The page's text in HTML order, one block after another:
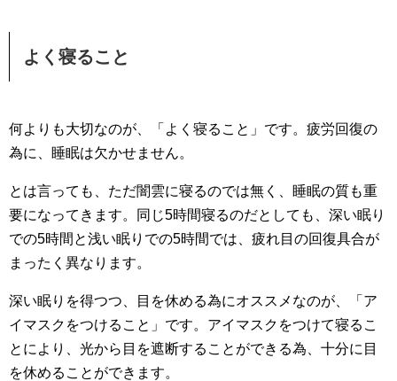
よく寝ること
何よりも大切なのが、「よく寝ること」です。疲労回復の
為に、睡眠は欠かせません。
とは言っても、ただ闇雲に寝るのでは無く、睡眠の質も重
要になってきます。同じ5時間寝るのだとしても、深い眠り
での5時間と浅い眠りでの5時間では、疲れ目の回復具合が
まったく異なります。
深い眠りを得つつ、目を休める為にオススメなのが、「ア
イマスクをつけること」です。アイマスクをつけて寝るこ
とにより、光から目を遮断することができる為、十分に目
を休めることができます。